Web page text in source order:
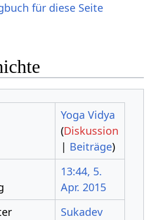
für diese Seite
Yoga Vidya
(Diskussion
| Beiträge)
13:44, 5.
Apr. 2015
Sukadev